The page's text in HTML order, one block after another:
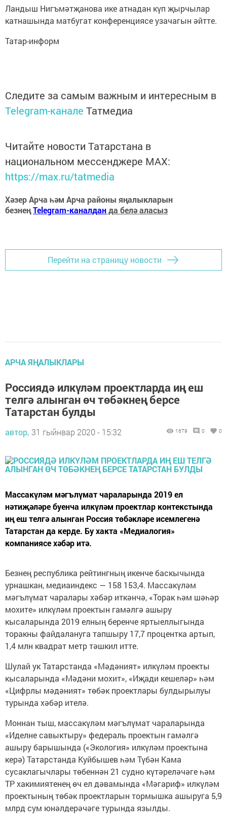
Ландыш Нигъмәтҗанова ике атнадан күп җырчылар
катнашында матбугат конференциясе узачагын әйтте.
Татар-информ
Следите за самым важным и интересным в
Telegram-канале Татмедиа
Читайте новости Татарстана в
национальном мессенджере MАХ:
https://max.ru/tatmedia
Хәзер Арча һәм Арча районы яңалыкларын
безнеңTelegram-каналданда белә аласыз
Перейти на страницу новости
АРЧА ЯҢАЛЫКЛАРЫ
Россиядә илкүләм проектларда иң еш
телгә алынган өч төбәкнең берсе
Татарстан булды
автор, 31 гыйнвар 2020 - 15:32 1679 0 0
Массакүләм мәгълүмат чараларында 2019 ел
нәтиҗәләре буенча илкүләм проектлар контекстында
иң еш телгә алынган Россия төбәкләре исемлегенә
Татарстан да керде. Бу хакта «Медиалогия»
компаниясе хәбәр итә.
Безнең республика рейтингның икенче баскычында
урнашкан, медиаиндекс — 158 153,4. Массакүләм
мәгълүмат чаралары хәбәр иткәнчә, «Торак һәм шәһәр
мохите» илкүләм проектын гамәлгә ашыру
кысаларында 2019 елның беренче яртыеллыгында
торакны файдалануга тапшыру 17,7 процентка артып,
1,4 млн квадрат метр тәшкил итте.
Шулай ук Татарстанда «Мәдәният» илкүләм проекты
кысаларында «Мәдәни мохит», «Иҗади кешеләр» һәм
«Цифрлы мәдәният» төбәк проектлары булдырылуы
турында хәбәр ителә.
Моннан тыш, массакүләм мәгълүмат чараларында
«Иделне савыктыру» федераль проектын гамәлгә
ашыру барышында («Экология» илкүләм проектына
керә) Татарстанда Куйбышев һәм Түбән Кама
сусаклагычлары төбеннән 21 судно күтәреләчәге һәм
ТР хакимиятенең өч ел дәвамында «Мәгариф» илкүләм
проектының төбәк проектларын тормышка ашыруга 5,9
млрд сум юнәлдерәчәге турында язылды.